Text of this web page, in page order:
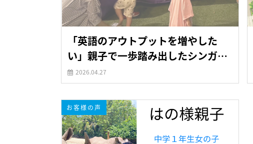
「英語のアウトプットを増やした
い」親子で一歩踏み出したシンガポ
ール3日間
2026.04.27
お客様の声